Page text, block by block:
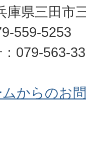
庫県三田市
559-5253
079-563-
からのお